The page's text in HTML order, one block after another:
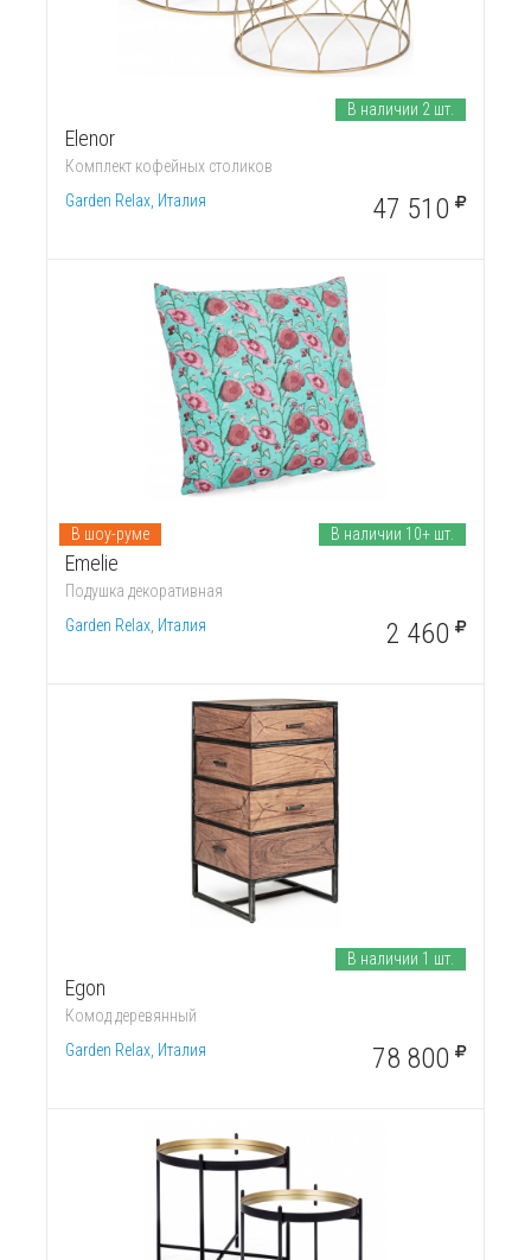
Elenor
Комплект кофейных столиков
Garden Relax, Италия
В наличии 2 шт.
47 510
Emelie
Подушка декоративная
Garden Relax, Италия
В шоу-руме В наличии 10+ шт.
2 460
Egon
Комод деревянный
Garden Relax, Италия
В наличии 1 шт.
78 800